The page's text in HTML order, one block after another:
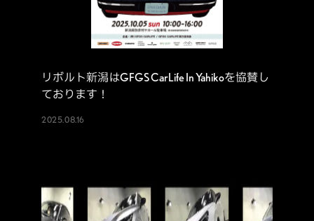
リボルト新潟はGFGS CarLife In Yahikoを協賛し
ております！
2025.08.16